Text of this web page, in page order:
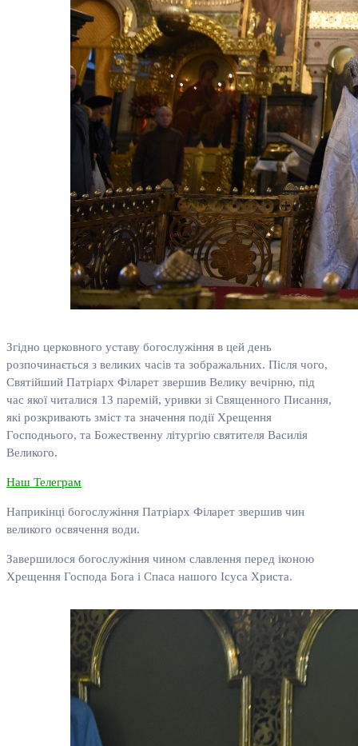
Згідно церковного уставу богослужіння в цей день
розпочинається з великих часів та зображальних. Після чого,
Святійший Патріарх Філарет звершив Велику вечірню, під
час якої читалися 13 паремій, уривки зі Священного Писання,
які розкривають зміст та значення події Хрещення
Господнього, та Божественну літургію святителя Василія
Великого.
Наш Телеграм
Наприкінці богослужіння Патріарх Філарет звершив чин
великого освячення води.
Завершилося богослужіння чином славлення перед іконою
Хрещення Господа Бога і Спаса нашого Ісуса Христа.